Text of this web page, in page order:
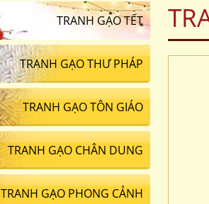
TRANH GẠO TẾT
TRANH GẠO THƯ PHÁP
TRANH GẠO TÔN GIÁO
TRANH GẠO CHÂN DUNG
TRANH GẠO PHONG CẢNH